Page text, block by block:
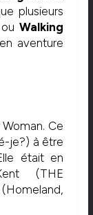
plusieurs
Walking
aventure
Ce
je?) à être
était en
(THE